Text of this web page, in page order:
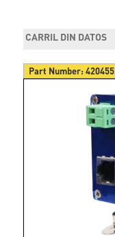
CARRIL DIN DATOS
Part Number:420455